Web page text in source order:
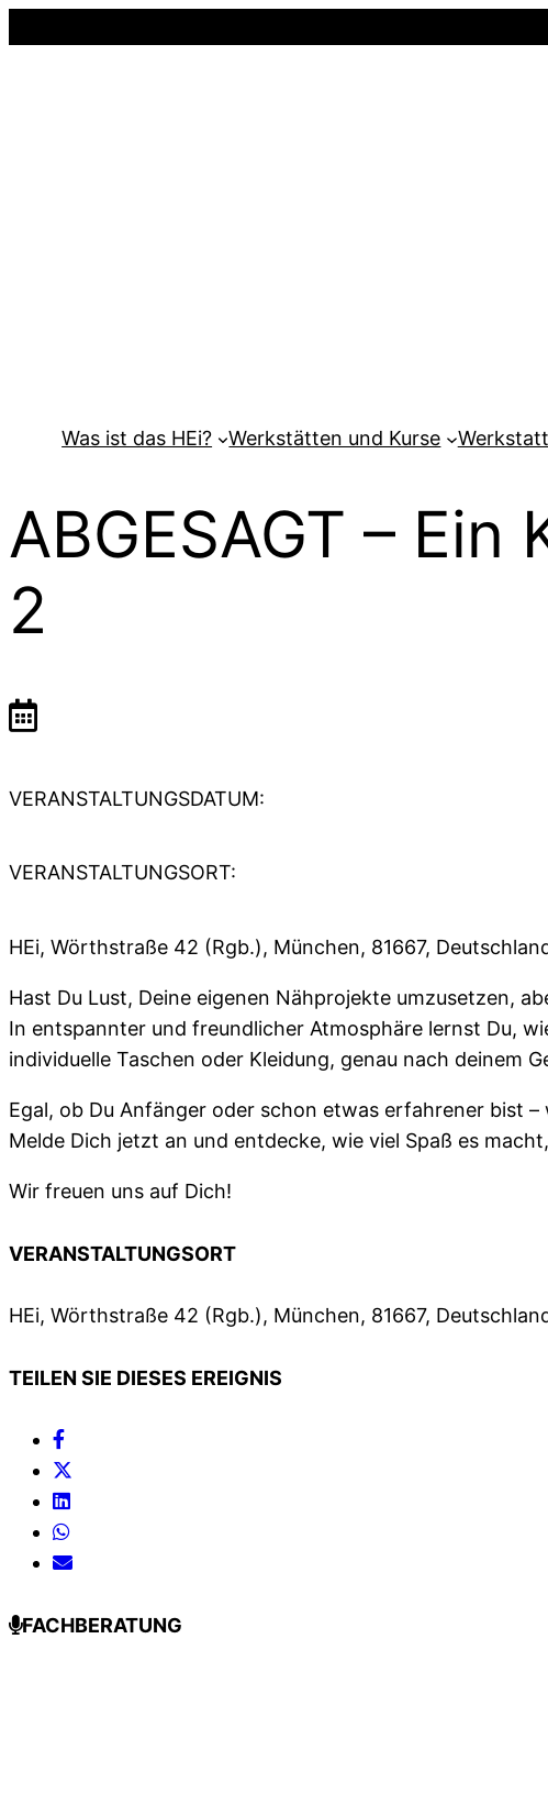
Was ist das HEi? Werkstätten und Kurse
ABGESAGT –
2
VERANSTALTUNGSDATUM:
VERANSTALTUNGSORT:
HEi, Wörthstraße 42 (Rgb.), München, 81667,
Hast Du Lust, Deine eigenen Nähprojekte umzusetzen,
In entspannter und freundlicher Atmosphäre lernst Du,
individuelle Taschen oder Kleidung, genau nach deinem
Egal, ob Du Anfänger oder schon etwas erfahrener bist
Melde Dich jetzt an und entdecke, wie viel Spaß es
Wir freuen uns auf Dich!
VERANSTALTUNGSORT
HEi, Wörthstraße 42 (Rgb.), München, 81667,
TEILEN SIE DIESES EREIGNIS
FACHBERATUNG